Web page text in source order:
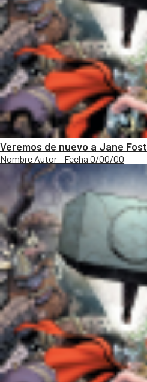
Veremos de nuevo a Jane
Nombre Autor - Fecha 0/00/00